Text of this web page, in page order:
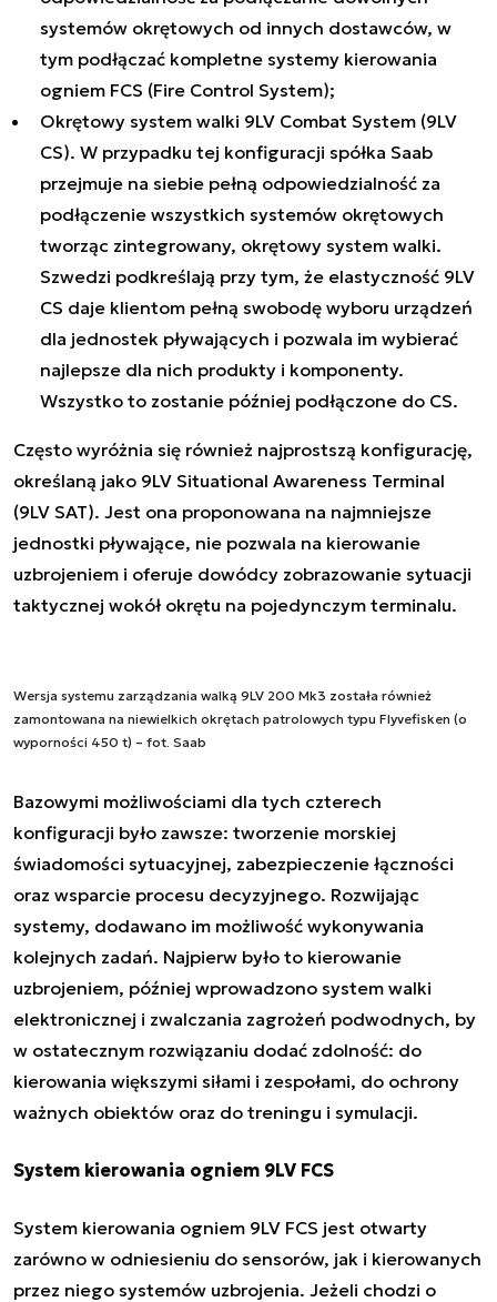
systemów okrętowych od innych dostawców, w
tym podłączać kompletne systemy kierowania
ogniem FCS (Fire Control System);
Okrętowy system walki 9LV Combat System (9LV
CS). W przypadku tej konfiguracji spółka Saab
przejmuje na siebie pełną odpowiedzialność za
podłączenie wszystkich systemów okrętowych
tworząc zintegrowany, okrętowy system walki.
Szwedzi podkreślają przy tym, że elastyczność 9LV
CS daje klientom pełną swobodę wyboru urządzeń
dla jednostek pływających i pozwala im wybierać
najlepsze dla nich produkty i komponenty.
Wszystko to zostanie później podłączone do CS.
Często wyróżnia się również najprostszą konfigurację,
określaną jako 9LV Situational Awareness Terminal
(9LV SAT). Jest ona proponowana na najmniejsze
jednostki pływające, nie pozwala na kierowanie
uzbrojeniem i oferuje dowódcy zobrazowanie sytuacji
taktycznej wokół okrętu na pojedynczym terminalu.
Wersja systemu zarządzania walką 9LV 200 Mk3 została również
zamontowana na niewielkich okrętach patrolowych typu Flyvefisken (o
wyporności 450 t) – fot. Saab
Bazowymi możliwościami dla tych czterech
konfiguracji było zawsze: tworzenie morskiej
świadomości sytuacyjnej, zabezpieczenie łączności
oraz wsparcie procesu decyzyjnego. Rozwijając
systemy, dodawano im możliwość wykonywania
kolejnych zadań. Najpierw było to kierowanie
uzbrojeniem, później wprowadzono system walki
elektronicznej i zwalczania zagrożeń podwodnych, by
w ostatecznym rozwiązaniu dodać zdolność: do
kierowania większymi siłami i zespołami, do ochrony
ważnych obiektów oraz do treningu i symulacji.
System kierowania ogniem 9LV FCS
System kierowania ogniem 9LV FCS jest otwarty
zarówno w odniesieniu do sensorów, jak i kierowanych
przez niego systemów uzbrojenia. Jeżeli chodzi o